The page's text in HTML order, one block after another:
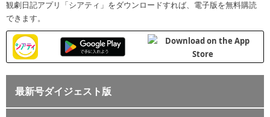
観劇日記アプリ「シアティ」をダウンロードすれば、電子版を無料購読
できます。
最新号ダイジェスト版